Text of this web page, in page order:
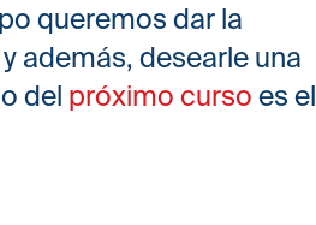
queremos dar la
además, desearle una
del próximo curso es el